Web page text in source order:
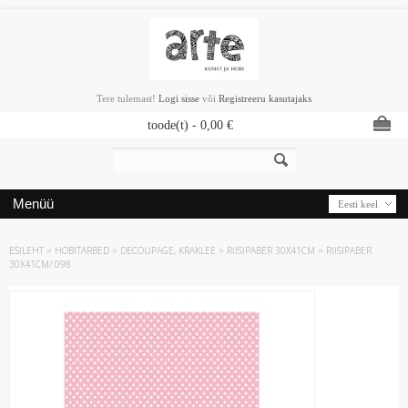
Tere tulemast! Logi sisse või Registreeru kasutajaks
toode(t) - 0,00€
Eesti keel
Menüü
ESILEHT » HOBITARBED » DECOUPAGE, KRAKLEE » RIISIPABER 30X41CM » RIISIPABER
30X41CM/ 098